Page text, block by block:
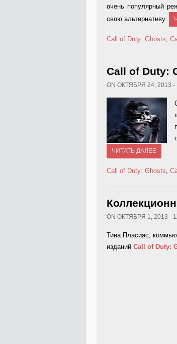
очень популярный
свою альтернативу.
Call of Duty: Ghosts,
Call of Duty:
ON ОКТЯБРЯ 24, 2013 -
ЧИТАТЬ ДАЛЕЕ
Call of Duty: Ghosts,
ON ОКТЯБРЯ 1, 2013 -
Тина Пласиас,
изданий Call of Duty: